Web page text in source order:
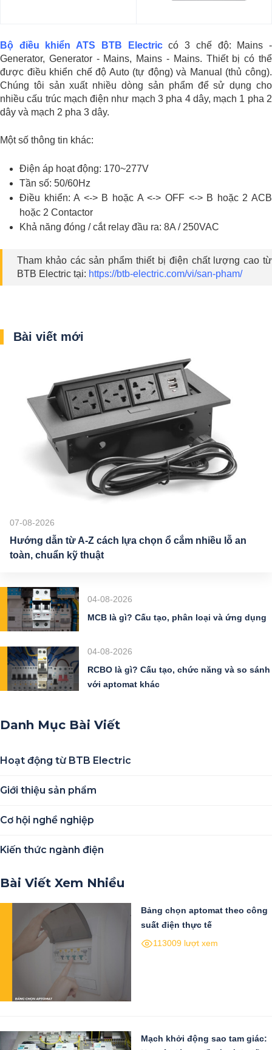
Bộ điều khiển ATS BTB Electriccó 3 chế độ: Mains -
Generator, Generator - Mains, Mains - Mains. Thiết bị có thể
được điều khiển chế độ Auto (tự động) và Manual (thủ công).
Chúng tôi sản xuất nhiều dòng sản phẩm để sử dụng cho
nhiều cấu trúc mạch điện như mạch 3 pha 4 dây, mạch 1 pha 2
dây và mạch 2 pha 3 dây.
Một số thông tin khác:
Điện áp hoạt động: 170~277V
Tần số: 50/60Hz
Điều khiển: A <-> B hoặc A <-> OFF <-> B hoặc 2 ACB
hoặc 2 Contactor
Khả năng đóng / cắt relay đầu ra: 8A / 250VAC
Tham khảo các sản phẩm thiết bị điện chất lượng cao từ
BTB Electric tại: https://btb-electric.com/vi/san-pham/
Bài viết mới
07-08-2026
Hướng dẫn từ A-Z cách lựa chọn ổ cắm nhiều lỗ an
toàn, chuẩn kỹ thuật
04-08-2026
MCB là gì? Cấu tạo, phân loại và ứng dụng
04-08-2026
RCBO là gì? Cấu tạo, chức năng và so sánh
với aptomat khác
Danh Mục Bài Viết
Hoạt động từ BTB Electric
Giới thiệu sản phẩm
Cơ hội nghề nghiệp
Kiến thức ngành điện
Bài Viết Xem Nhiều
Bảng chọn aptomat theo công
suất điện thực tế
113009 lượt xem
Mạch khởi động sao tam giác: